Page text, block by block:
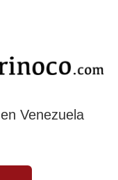
Venezuela